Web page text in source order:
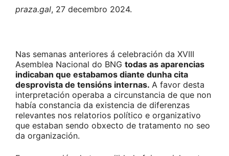
praza.gal, 27 decembro 2024.
Nas semanas anteriores á celebración da XVIII
Asemblea Nacional do BNG todas as aparencias
indicaban que estabamos diante dunha cita
desprovista de tensións internas. A favor desta
interpretación operaba a circunstancia de que non
había constancia da existencia de diferenzas
relevantes nos relatorios político e organizativo
que estaban sendo obxecto de tratamento no seo
da organización.